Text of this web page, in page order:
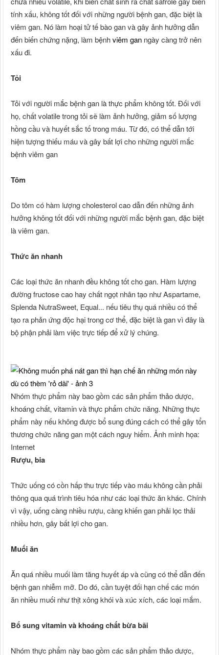
tính xấu, không tốt đối với những người bệnh gan, đặc biệt là
viêm gan. Nó làm hoại tử tế bào gan và gây ảnh hưởng dẫn
đến biến chứng nặng, làm bệnhviêm gan ngày càng trở nên
xấu đi.
Tỏi
Tỏi với người mắc bệnh gan là thực phẩm không tốt. Đối với
họ, chất volatile trong tỏi sẽ làm ảnh hưởng, giảm số lượng
hồng cầu và huyết sắc tố trong máu. Từ đó, có thể dẫn tới
hiện tượng thiếu máu và gây bất lợi cho những người mắc
bệnh viêm gan
Tôm
Do tôm có hàm lượng cholesterol cao dẫn đến những ảnh
hưởng không tốt đối với những người mắc bệnh gan, đặc biệt
là viêm gan.
Thức ăn nhanh
Các loại thức ăn nhanh đều không tốt cho gan. Hàm lượng
đường fructose cao hay chất ngọt nhân tạo như Aspartame,
Splenda NutraSweet, Equal... nếu tiêu thụ quá nhiều có thể
tạo ra phản ứng độc hại trong cơ thể, đặc biệt là gan vì đây là
bộ phận phải làm việc trực tiếp để xử lý chúng.
Nhóm thực phẩm này bao gồm các sản phẩm thảo dược,
khoáng chất, vitamin và thực phẩm chức năng. Những thực
phẩm này nếu không được bổ sung đúng cách có thể gây tổn
thương chức năng gan một cách nguy hiểm. Ảnh minh họa:
Internet
Rượu, bia
Thức uống có cồn hấp thu trực tiếp vào máu không cần phải
thông qua quá trình tiêu hóa như các loại thức ăn khác. Chính
vì vậy, uống càng nhiều rượu, càng khiến gan phải lọc thải
nhiều hơn, gây bất lợi cho gan.
Muối ăn
Ăn quá nhiều muối làm tăng huyết áp và cũng có thể dẫn đến
bệnh gan nhiễm mỡ. Do đó, cần tuyệt đối hạn chế các món
ăn nhiều muối như thịt xông khói và xúc xích, các loại mắm.
Bổ sung vitamin và khoáng chất bừa bãi
Nhóm thực phẩm này bao gồm các sản phẩm thảo dược,